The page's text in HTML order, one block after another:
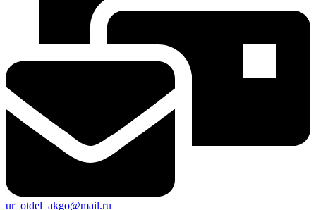
ur_otdel_akgo@mail.ru